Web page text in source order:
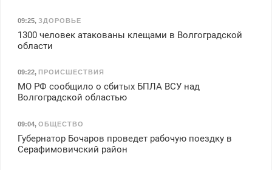
09:25, ЗДОРОВЬЕ
1300 человек атакованы клещами в Волгоградской
области
09:22, ПРОИСШЕСТВИЯ
МО РФ сообщило о сбитых БПЛА ВСУ над
Волгоградской областью
09:04, ОБЩЕСТВО
Губернатор Бочаров проведет рабочую поездку в
Серафимовичский район